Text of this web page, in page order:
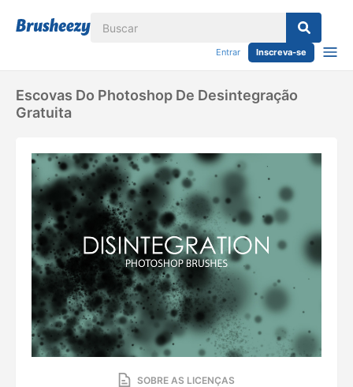
Entrar Inscreva-se
Escovas Do Photoshop De Desintegração
Gratuita
SOBRE AS LICENÇAS